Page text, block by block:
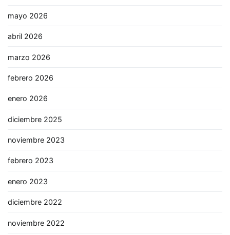
mayo 2026
abril 2026
marzo 2026
febrero 2026
enero 2026
diciembre 2025
noviembre 2023
febrero 2023
enero 2023
diciembre 2022
noviembre 2022